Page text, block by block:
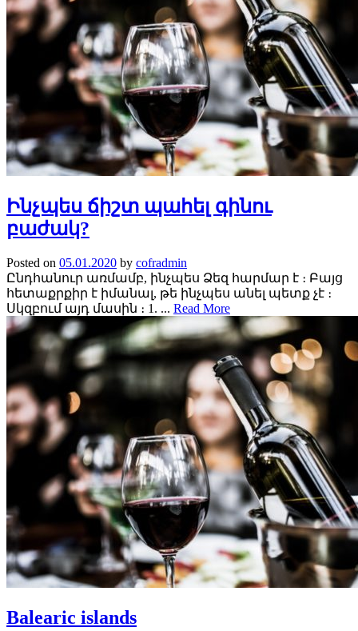
Ինչպես ճիշտ պահել գինու
բաժակ?
Posted on 05.01.2020 by cofradmin
Ընդհանուր առմամբ, ինչպես Ձեզ հարմար է ։ Բայց
հետաքրքիր է իմանալ, թե ինչպես անել պետք չէ ։
Սկզբում այդ մասին ։ 1. ... Read More
Balearic islands